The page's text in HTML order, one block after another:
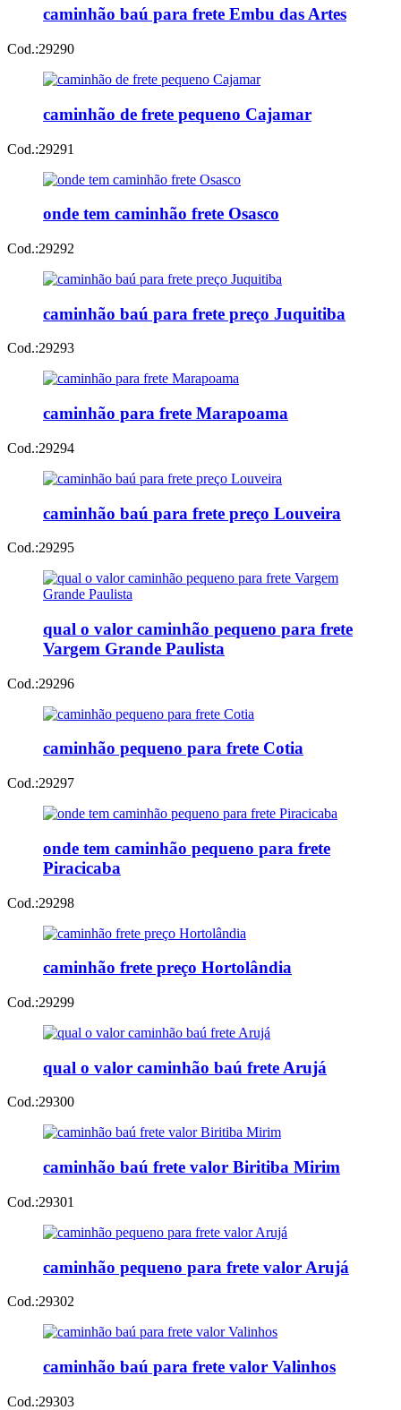
caminhão baú para frete Embu das Artes
Cod.:29290
caminhão de frete pequeno Cajamar
Cod.:29291
onde tem caminhão frete Osasco
Cod.:29292
caminhão baú para frete preço Juquitiba
Cod.:29293
caminhão para frete Marapoama
Cod.:29294
caminhão baú para frete preço Louveira
Cod.:29295
qual o valor caminhão pequeno para frete
Vargem Grande Paulista
Cod.:29296
caminhão pequeno para frete Cotia
Cod.:29297
onde tem caminhão pequeno para frete
Piracicaba
Cod.:29298
caminhão frete preço Hortolândia
Cod.:29299
qual o valor caminhão baú frete Arujá
Cod.:29300
caminhão baú frete valor Biritiba Mirim
Cod.:29301
caminhão pequeno para frete valor Arujá
Cod.:29302
caminhão baú para frete valor Valinhos
Cod.:29303